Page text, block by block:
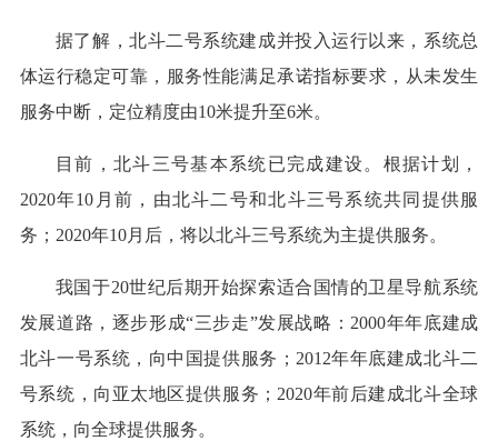
据了解，北斗二号系统建成并投入运行以来，系统总
体运行稳定可靠，服务性能满足承诺指标要求，从未发生
服务中断，定位精度由10米提升至6米。
目前，北斗三号基本系统已完成建设。根据计划，
2020年10月前，由北斗二号和北斗三号系统共同提供服
务；2020年10月后，将以北斗三号系统为主提供服务。
我国于20世纪后期开始探索适合国情的卫星导航系统
发展道路，逐步形成“三步走”发展战略：2000年年底建成
北斗一号系统，向中国提供服务；2012年年底建成北斗二
号系统，向亚太地区提供服务；2020年前后建成北斗全球
系统，向全球提供服务。